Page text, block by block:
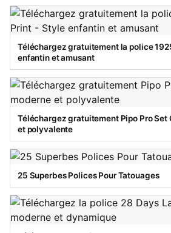
Téléchargez gratuitement la police
enfantin et amusant
Téléchargez gratuitement Pipo Pro Set
et polyvalente
25 Superbes Polices Pour Tatouages